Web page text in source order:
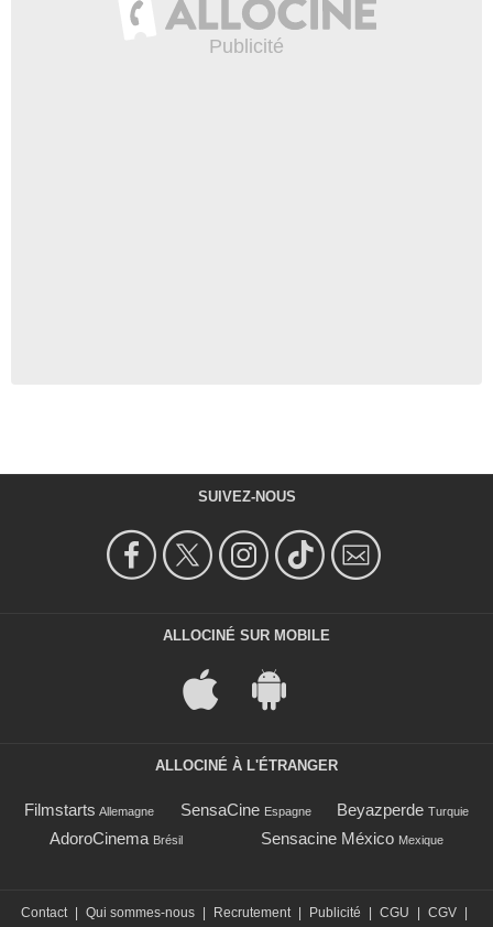
SUIVEZ-NOUS
ALLOCINÉ SUR MOBILE
ALLOCINÉ À L'ÉTRANGER
Filmstarts Allemagne SensaCine Espagne Beyazperde Turquie
AdoroCinema Brésil Sensacine México Mexique
Contact Qui sommes-nous Recrutement Publicité CGU CGV